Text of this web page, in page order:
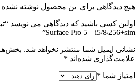
هیچ دیدگاهی برای این محصول نوشته
اولین کسی باشید که دیدگاهی می نویسد
Surface Pro 5 – i5/8/256+sim”
نشانی ایمیل شما منتشر نخواهد شد.
علامت‌گذاری شده‌اند *
امتیاز شما *